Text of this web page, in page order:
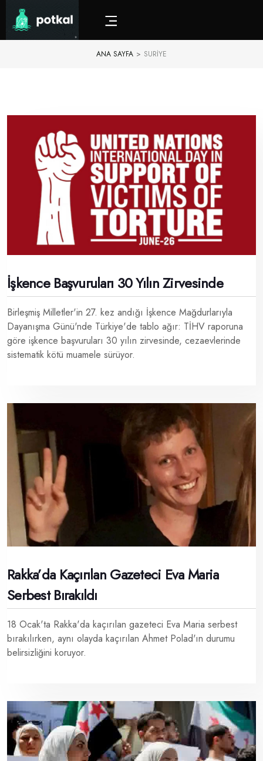
ANA SAYFA > SURIYE
İşkence Başvuruları 30 Yılın Zirvesinde
Birleşmiş Milletler'in 27. kez andığı İşkence Mağdurlarıyla
Dayanışma Günü'nde Türkiye'de tablo ağır: TİHV raporuna
göre işkence başvuruları 30 yılın zirvesinde, cezaevlerinde
sistematik kötü muamele sürüyor.
Rakka’da Kaçırılan Gazeteci Eva Maria
Serbest Bırakıldı
18 Ocak'ta Rakka'da kaçırılan gazeteci Eva Maria serbest
bırakılırken, aynı olayda kaçırılan Ahmet Polad'ın durumu
belirsizliğini koruyor.